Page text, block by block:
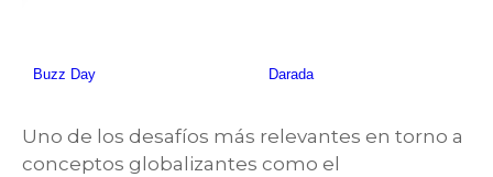
Uno de los desafíos más relevantes en torno a
conceptos globalizantes como el